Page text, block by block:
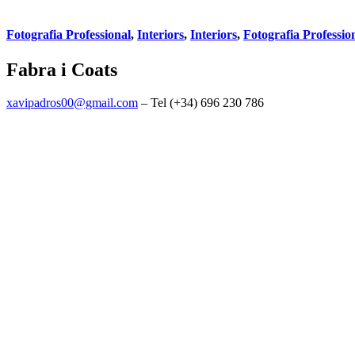
Fotografia Professional, Interiors, Interiors, Fotografia
Fabra i Coats
xavipadros00@gmail.com – Tel (+34) 696 230 786